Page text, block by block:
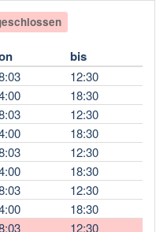
bis
12:30
18:30
12:30
18:30
12:30
18:30
12:30
18:30
12:30